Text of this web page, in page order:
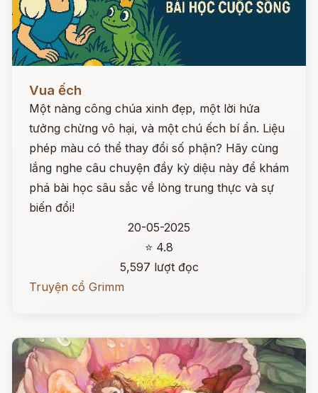
Đọc ngay
Vua ếch
Một nàng công chúa xinh đẹp, một lời hứa
tưởng chừng vô hại, và một chú ếch bí ẩn. Liệu
phép màu có thể thay đổi số phận? Hãy cùng
lắng nghe câu chuyện đầy kỳ diệu này để khám
phá bài học sâu sắc về lòng trung thực và sự
biến đổi!
20-05-2025
⭐ 4.8
5,597 lượt đọc
Truyện cổ Grimm